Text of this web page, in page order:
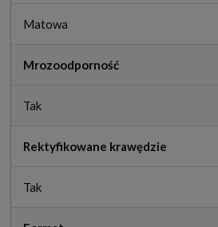
Matowa
Mrozoodporność
Tak
Rektyfikowane krawędzie
Tak